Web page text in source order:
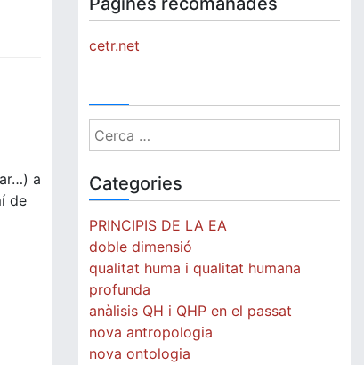
a
de
cetr.net
Cerca:
Categories
PRINCIPIS DE LA EA
doble dimensió
qualitat huma i qualitat humana
profunda
anàlisis QH i QHP en el passat
nova antropologia
nova ontologia